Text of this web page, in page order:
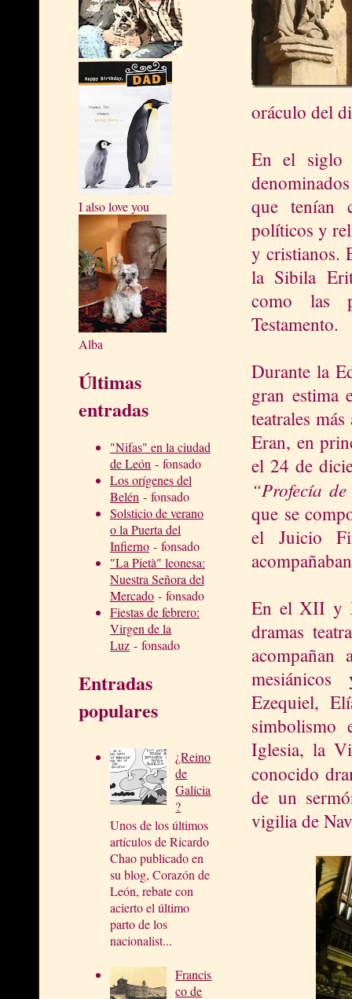
I also love you
Alba
Últimas
entradas
"Nifas" en la ciudad
de León - fonsado
Los orígenes del
Belén - fonsado
Solsticio de verano
o la Puerta del
Infierno - fonsado
"La Pietà" leonesa:
Nuestra Señora del
Mercado - fonsado
Fiestas de febrero:
Virgen de la
Luz - fonsado
Entradas
populares
¿Reino
de
Galicia
?
Unos de los últimos
artículos de Ricardo
Chao publicado en
su blog, Corazón de
León, rebate con
acierto el último
parto de los
nacionalist...
Francis
co de
oráculo del
En el siglo
que tenían
políticos y
y cristianos.
la Sibila
como las
Testamento.
Durante la
gran estima
teatrales
Eran, en
el 24 de
“Profecía
que se
el Juicio
En el XII y
dramas
mesiánicos
Ezequiel,
simbolismo
Iglesia, la
conocido
de un
vigilia de